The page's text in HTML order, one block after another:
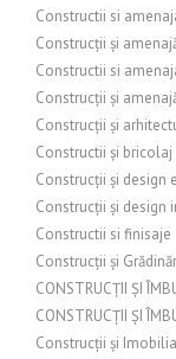
Constructii si
Construcții și
Constructii si
Construcții și
Construcții și
Constructii și bricolaj
Construcții și design
Construcții și design
Constructii si finisaje
Construcții și
CONSTRUCȚII ȘI
CONSTRUCȚII ȘI
Construcții și